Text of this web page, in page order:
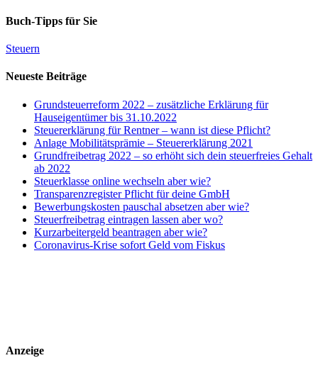
Buch-Tipps für Sie
Steuern
Neueste Beiträge
Grundsteuerreform 2022 – zusätzliche Erklärung für
Hauseigentümer bis 31.10.2022
Steuererklärung für Rentner – wann ist diese Pflicht?
Anlage Mobilitätsprämie – Steuererklärung 2021
Grundfreibetrag 2022 – so erhöht sich dein steuerfreies Gehalt
ab 2022
Steuerklasse online wechseln aber wie?
Transparenzregister Pflicht für deine GmbH
Bewerbungskosten pauschal absetzen aber wie?
Steuerfreibetrag eintragen lassen aber wo?
Kurzarbeitergeld beantragen aber wie?
Coronavirus-Krise sofort Geld vom Fiskus
Anzeige